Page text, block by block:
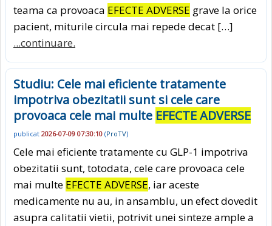
teama ca provoaca EFECTE ADVERSE grave la orice
pacient, miturile circula mai repede decat […]
...continuare.
Studiu: Cele mai eficiente tratamente
impotriva obezitatii sunt si cele care
provoaca cele mai multe EFECTE ADVERSE
publicat 2026-07-09 07:30:10 (ProTV)
Cele mai eficiente tratamente cu GLP-1 impotriva
obezitatii sunt, totodata, cele care provoaca cele
mai multe EFECTE ADVERSE, iar aceste
medicamente nu au, in ansamblu, un efect dovedit
asupra calitatii vietii, potrivit unei sinteze ample a